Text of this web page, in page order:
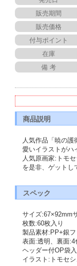
販売期間
販売価格
付与ポイント
在庫
備 考
商品説明
人気作品「暁の護
愛いイラストがハ
人気原画家:トモ
を是非、ゲットし
スペック
サイズ:67×92mm
枚数:60枚入り
製品素材:PP+銀
表面:透明、裏面:4
ヘッダー付OP袋入
イラスト:トモセ